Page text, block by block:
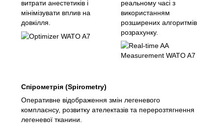
витрати анестетиків і
мінімізувати вплив на
довкілля.
реальному часі з
використанням
розширених алгоритмів
розрахунку.
Спірометрія (Spirometry)
Оперативне відображення змін легеневого
комплаєнсу, розвитку ателектазів та перерозтягнення
легеневої тканини.